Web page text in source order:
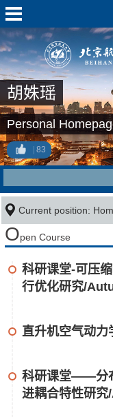
胡姝瑶
Personal
83
Current position:
Open Course
科研课堂-可压
行优化研究/
直升机空气动
科研课堂——分
进耦合特性研